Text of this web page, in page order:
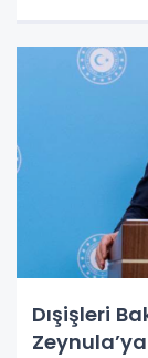
Dışişleri